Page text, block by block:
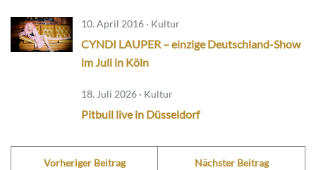
10. April 2016 · Kultur
CYNDI LAUPER – einzige Deutschland-Show
im Juli in Köln
18. Juli 2026 · Kultur
Pitbull live in Düsseldorf
Vorheriger Beitrag Nächster Beitrag